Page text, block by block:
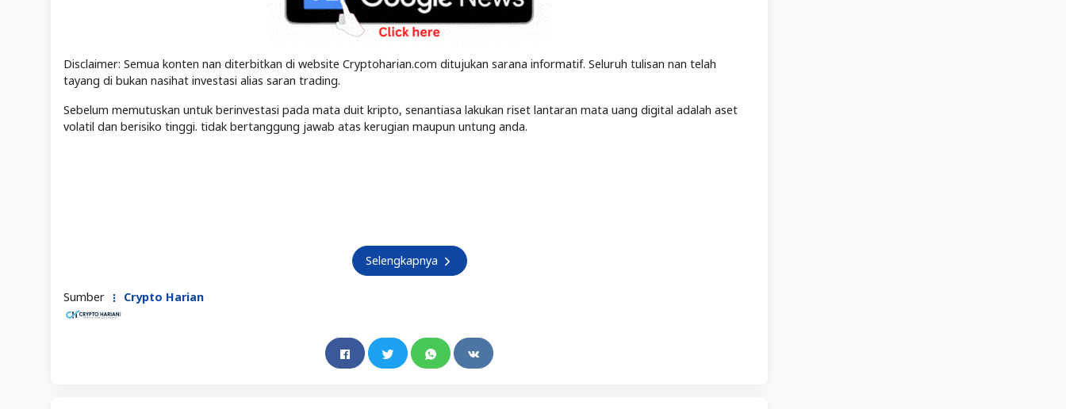
Disclaimer: Semua konten nan diterbitkan di website Cryptoharian.com ditujukan sarana informatif. Seluruh tulisan nan telah
tayang di bukan nasihat investasi alias saran trading.
Sebelum memutuskan untuk berinvestasi pada mata duit kripto, senantiasa lakukan riset lantaran mata uang digital adalah aset
volatil dan berisiko tinggi. tidak bertanggung jawab atas kerugian maupun untung anda.
Selengkapnya
Sumber Crypto Harian